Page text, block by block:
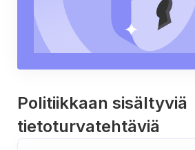
Politiikkaan sisältyviä
tietoturvatehtäviä